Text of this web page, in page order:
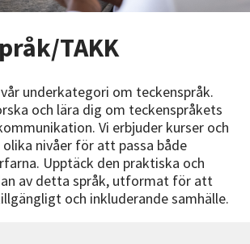
TAKK
underkategori om teckenspråk.
och lära dig om teckenspråkets
Vi erbjuder kurser och
nivåer för att passa både
Upptäck den praktiska och
av detta språk, utformat för att
och inkluderande samhälle.